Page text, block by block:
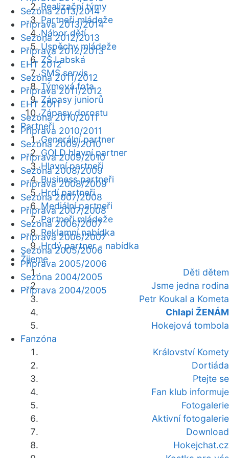
Realizační týmy
Partneři mládeže
Nábor dětí
Úspěchy mládeže
ZŠ Labská
SMS servis
Týmová fota
Zápasy juniorů
Zápasy dorostu
Partneři
Generální partner
GOLD hlavní partner
Hlavní partneři
Business partneři
Hrdí partneři
Mediální partneři
Partneři mládeže
Reklamní nabídka
Hrdý partner - nabídka
Žijeme
Děti dětem
Jsme jedna rodina
Petr Koukal a Kometa
Chlapi ŽENÁM
Hokejová tombola
Fanzóna
Království Komety
Dortiáda
Ptejte se
Fan klub informuje
Fotogalerie
Aktivní fotogalerie
Download
Hokejchat.cz
Sezóna 2013/2014
Příprava 2013/2014
Sezóna 2012/2013
Příprava 2012/2013
EHT 2012
Sezóna 2011/2012
Příprava 2011/2012
EHT 2011
Sezóna 2010/2011
Příprava 2010/2011
Sezóna 2009/2010
Příprava 2009/2010
Sezóna 2008/2009
Příprava 2008/2009
Sezóna 2007/2008
Příprava 2007/2008
Sezóna 2006/2007
Příprava 2006/2007
Sezóna 2005/2006
Příprava 2005/2006
Sezóna 2004/2005
Příprava 2004/2005